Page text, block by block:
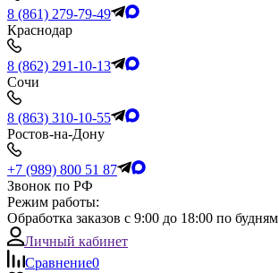
8 (861) 279-79-49
Краснодар
8 (862) 291-10-13
Сочи
8 (863) 310-10-55
Ростов-на-Дону
+7 (989) 800 51 87
Звонок по РФ
Режим работы:
Обработка заказов с 9:00 до 18:00 по будням
Личный кабинет
Сравнение0